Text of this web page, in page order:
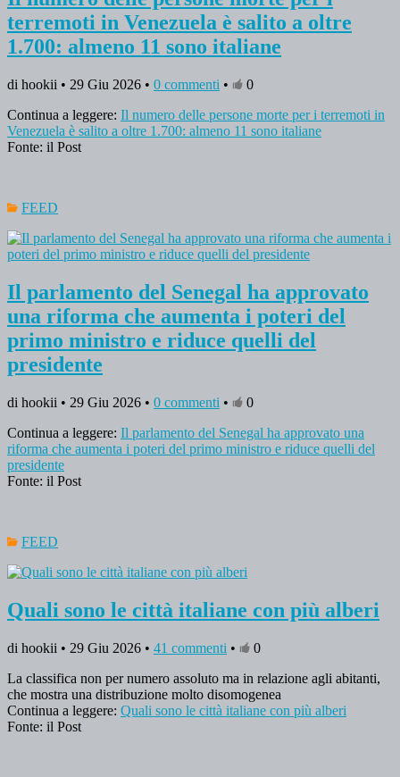
terremoti in Venezuela è salito a oltre
1.700: almeno 11 sono italiane
di hookii • 29 Giu 2026 • 0 commenti •
0
Continua a leggere: Il numero delle persone morte per i terremoti in
Venezuela è salito a oltre 1.700: almeno 11 sono italiane
Fonte: il Post
FEED
Il parlamento del Senegal ha approvato
una riforma che aumenta i poteri del
primo ministro e riduce quelli del
presidente
di hookii • 29 Giu 2026 • 0 commenti •
0
Continua a leggere: Il parlamento del Senegal ha approvato una
riforma che aumenta i poteri del primo ministro e riduce quelli del
presidente
Fonte: il Post
FEED
Quali sono le città italiane con più alberi
di hookii • 29 Giu 2026 • 41 commenti •
0
La classifica non per numero assoluto ma in relazione agli abitanti,
che mostra una distribuzione molto disomogenea
Continua a leggere: Quali sono le città italiane con più alberi
Fonte: il Post